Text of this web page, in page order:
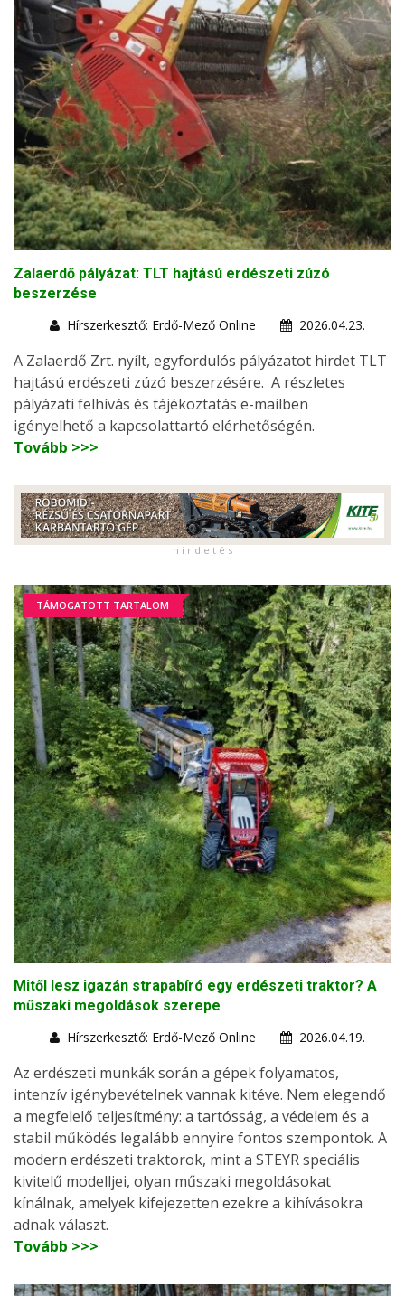
Zalaerdő pályázat: TLT hajtású erdészeti zúzó
beszerzése
Hírszerkesztő: Erdő-Mező Online
2026.04.23.
A Zalaerdő Zrt. nyílt, egyfordulós pályázatot hirdet TLT
hajtású erdészeti zúzó beszerzésére. A részletes
pályázati felhívás és tájékoztatás e-mailben
igényelhető a kapcsolattartó elérhetőségén.
Tovább >>>
h i r d e t é s
TÁMOGATOTT TARTALOM
Mitől lesz igazán strapabíró egy erdészeti traktor? A
műszaki megoldások szerepe
Hírszerkesztő: Erdő-Mező Online
2026.04.19.
Az erdészeti munkák során a gépek folyamatos,
intenzív igénybevételnek vannak kitéve. Nem elegendő
a megfelelő teljesítmény: a tartósság, a védelem és a
stabil működés legalább ennyire fontos szempontok. A
modern erdészeti traktorok, mint a STEYR speciális
kivitelű modelljei, olyan műszaki megoldásokat
kínálnak, amelyek kifejezetten ezekre a kihívásokra
adnak választ.
Tovább >>>